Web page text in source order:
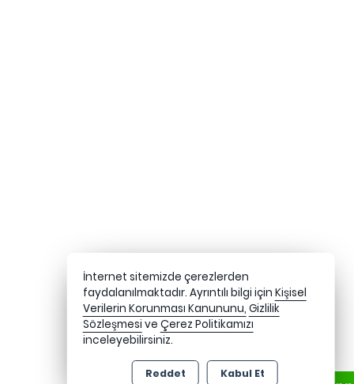
İnternet sitemizde çerezlerden
faydalanılmaktadır. Ayrıntılı bilgi için Kişisel
Verilerin Korunması Kanununu, Gizlilik
Sözleşmesi ve Çerez Politikamızı
inceleyebilirsiniz.
Reddet Kabul Et